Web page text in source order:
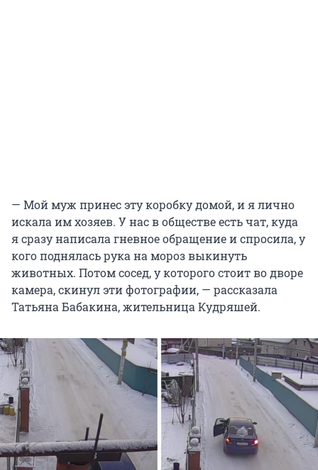
— Мой муж принес эту коробку домой, и я лично
искала им хозяев. У нас в обществе есть чат, куда
я сразу написала гневное обращение и спросила, у
кого поднялась рука на мороз выкинуть
животных. Потом сосед, у которого стоит во дворе
камера, скинул эти фотографии, — рассказала
Татьяна Бабакина, жительница Кудряшей.